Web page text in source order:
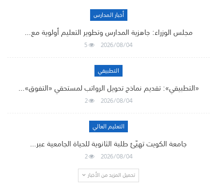
أخبار المدارس
مجلس الوزراء: جاهزية المدارس وتطوير التعليم أولوية مع…
2026/08/04
5
التطبيقي
«التطبيقي»: تقديم نماذج تحويل الرواتب لمستحقي «التفوق»…
2026/08/04
2
التعليم العالي
جامعة الكويت تهيّئ طلبة الثانوية للحياة الجامعية عبر…
2026/08/04
2
تحميل المزيد من الأخبار